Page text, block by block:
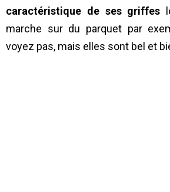
caractéristique de ses griffes
marche sur du parquet par
voyez pas, mais elles sont bel et